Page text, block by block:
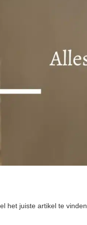
het juiste artikel te vinden.